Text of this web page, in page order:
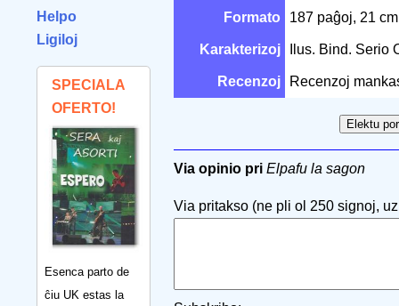
Helpo
Ligiloj
SPECIALA
OFERTO!
Esenca parto de
ĉiu UK estas la
Formato 187 paĝoj, 21
Karakterizoj Ilus. Bind.
Recenzoj Recenzoj
Via opinio pri Elpafu la sagon
Via pritakso (ne pli ol 250 signoj,